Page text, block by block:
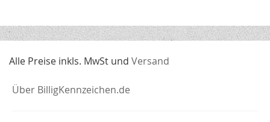
Alle Preise inkls. MwSt und Versand
Über BilligKennzeichen.de